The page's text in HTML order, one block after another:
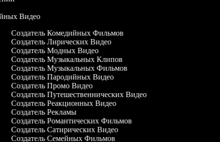
Видео
Создатель Комедийных Фильмов
Создатель Лирических Видео
Создатель Модных Видео
Создатель Музыкальных Клипов
Создатель Музыкальных Фильмов
Создатель Пародийных Видео
Создатель Промо Видео
Создатель Путешественнических Видео
Создатель Реакционных Видео
Создатель Рекламы
Создатель Романтических Фильмов
Создатель Сатирических Видео
Создатель Семейных Фильмов